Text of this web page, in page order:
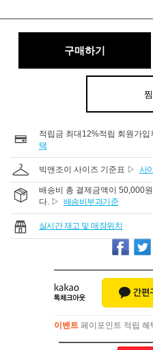
구매하기
적립금 최대12%적립 회원가
택
빅앤조이 사이즈 기준표 ▷ 사
배송비 총 결제금액이 50,000
다. ▷ 배송비부과기준
실시간 재고 및 매장위치
이벤트 페이포인트 적립 혜
이벤트페이포인트 적립 혜